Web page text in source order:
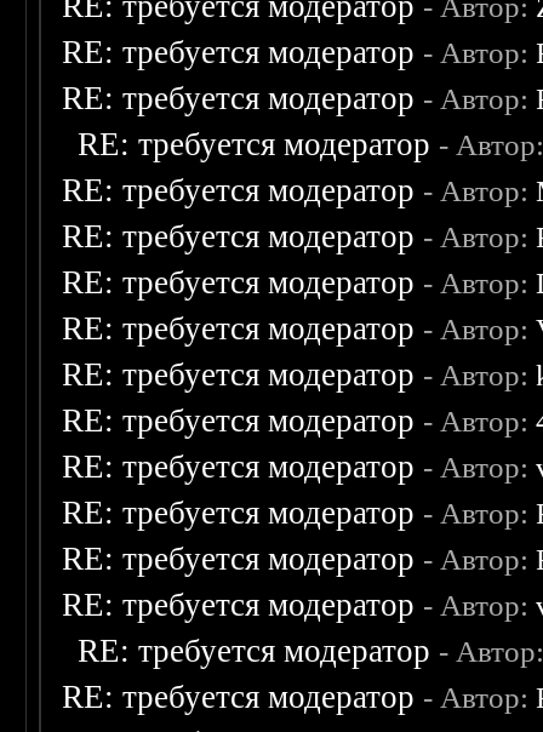
- Автор:
RE: требуется модератор - Автор:
RE: требуется модератор - Автор:
RE: требуется модератор -
RE: требуется модератор - Автор:
RE: требуется модератор - Автор:
RE: требуется модератор - Автор:
RE: требуется модератор - Автор:
RE: требуется модератор - Автор:
RE: требуется модератор - Автор:
RE: требуется модератор - Автор:
RE: требуется модератор - Автор:
RE: требуется модератор - Автор:
RE: требуется модератор - Автор:
RE: требуется модератор -
RE: требуется модератор - Автор: